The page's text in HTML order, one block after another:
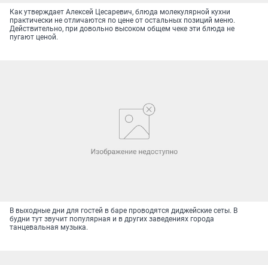
Как утверждает Алексей Цесаревич, блюда молекулярной кухни
практически не отличаются по цене от остальных позиций меню.
Действительно, при довольно высоком общем чеке эти блюда не
пугают ценой.
В выходные дни для гостей в баре проводятся диджейские сеты. В
будни тут звучит популярная и в других заведениях города
танцевальная музыка.